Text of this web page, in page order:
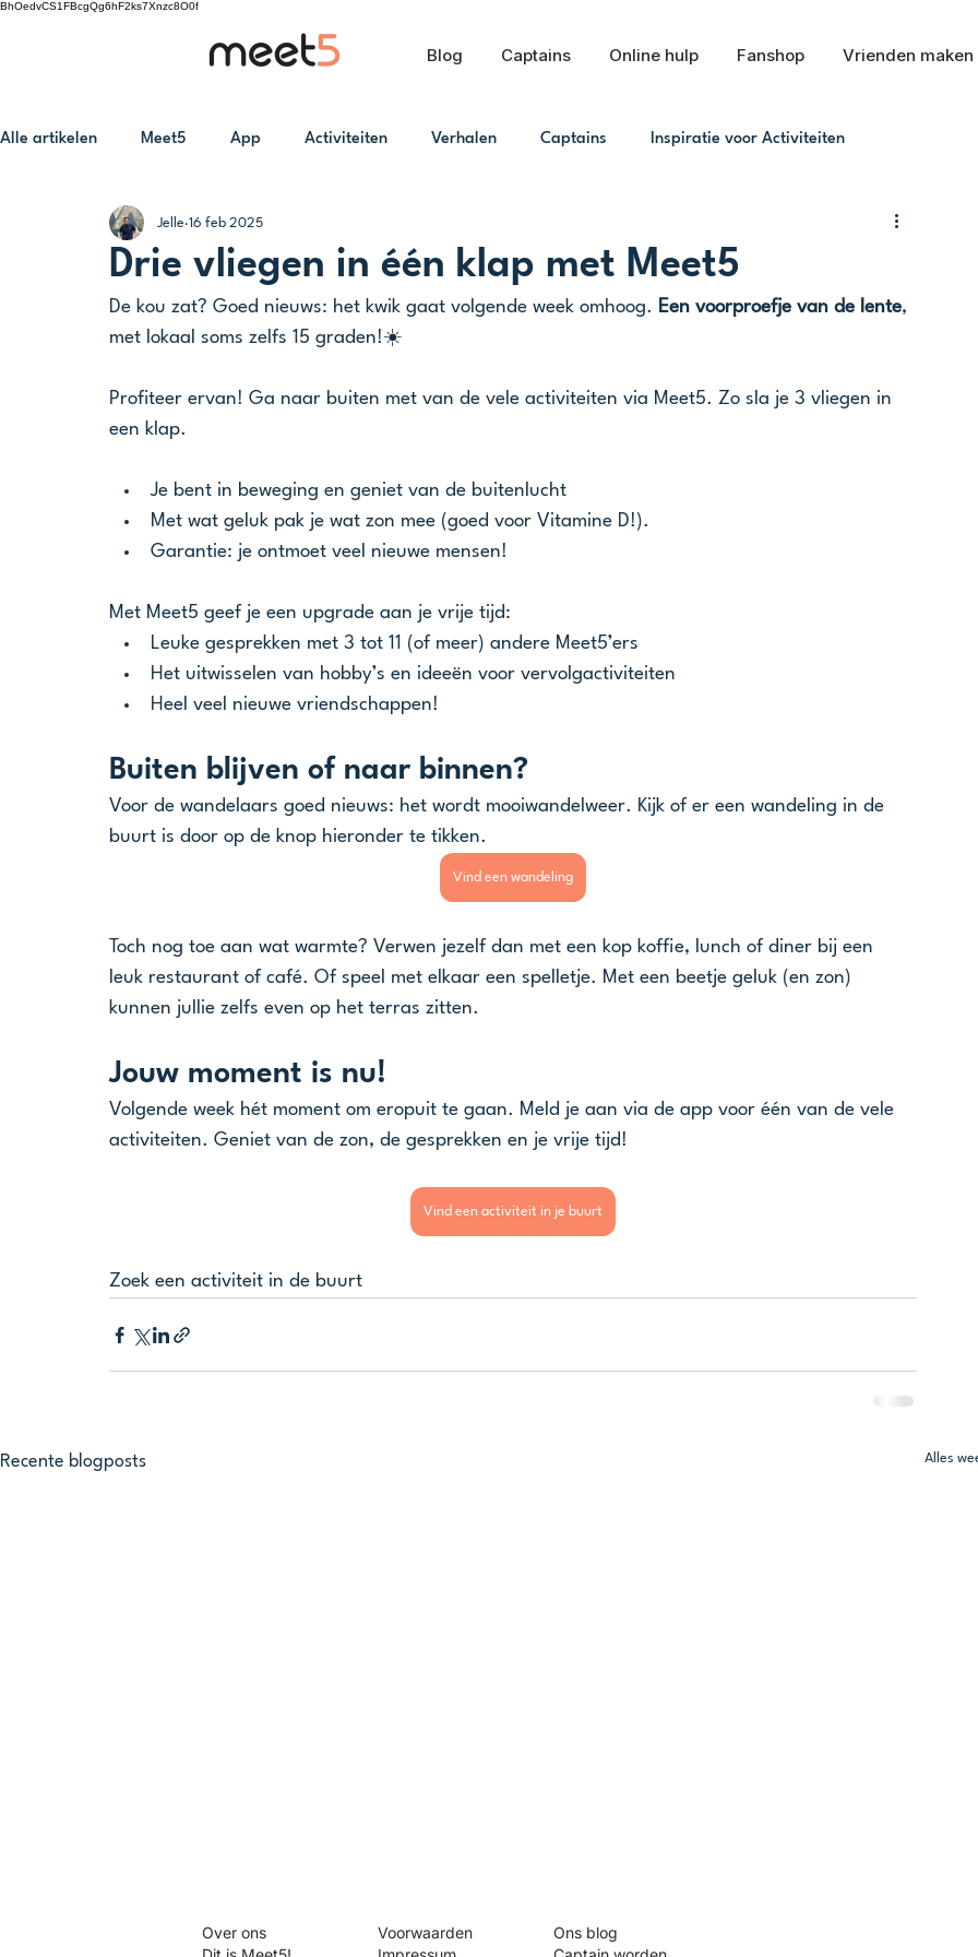
BhOedvCS1FBcgQg6hF2ks7Xnzc8O0f
Blog Captains Online hulp Fanshop Vrienden maken
Alle artikelen Meet5 App Activiteiten Verhalen Captains Inspiratie voor Activiteiten
Drie vliegen in één klap met Meet5
Jelle 16 feb 2025
De kou zat? Goed nieuws: het kwik gaat volgende week omhoog. Een voorproefje van de lente,
met lokaal soms zelfs 15 graden!☀️
Profiteer ervan! Ga naar buiten met van de vele activiteiten via Meet5. Zo sla je 3 vliegen in
een klap.
Je bent in beweging en geniet van de buitenlucht
Met wat geluk pak je wat zon mee (goed voor Vitamine D!).
Garantie: je ontmoet veel nieuwe mensen!
Met Meet5 geef je een upgrade aan je vrije tijd:
Leuke gesprekken met 3 tot 11 (of meer) andere Meet5’ers
Het uitwisselen van hobby’s en ideeën voor vervolgactiviteiten
Heel veel nieuwe vriendschappen!
Buiten blijven of naar binnen?
Voor de wandelaars goed nieuws: het wordt mooiwandelweer. Kijk of er een wandeling in de
buurt is door op de knop hieronder te tikken.
Vind een wandeling
Toch nog toe aan wat warmte? Verwen jezelf dan met een kop koffie, lunch of diner bij een
leuk restaurant of café. Of speel met elkaar een spelletje. Met een beetje geluk (en zon)
kunnen jullie zelfs even op het terras zitten.
Jouw moment is nu!
Volgende week hét moment om eropuit te gaan. Meld je aan via de app voor één van de vele
activiteiten. Geniet van de zon, de gesprekken en je vrije tijd!
Vind een activiteit in je buurt
Zoek een activiteit in de buurt
Recente blogposts Alles
Over ons
Voorwaarden
Ons blog